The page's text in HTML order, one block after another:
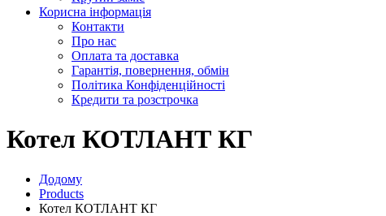
Корисна інформація
Контакти
Про нас
Оплата та доставка
Гарантія, повернення, обмін
Політика Конфіденційності
Кредити та розстрочка
Котел КОТЛАНТ КГ
Додому
Products
Котел КОТЛАНТ КГ